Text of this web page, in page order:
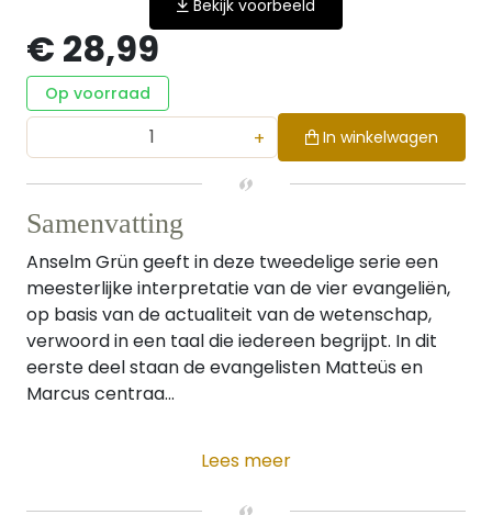
Bekijk voorbeeld
€ 28,99
Op voorraad
+ In winkelwagen
Samenvatting
Anselm Grün geeft in deze tweedelige serie een
meesterlijke interpretatie van de vier evangeliën,
op basis van de actualiteit van de wetenschap,
verwoord in een taal die iedereen begrijpt. In dit
eerste deel staan de evangelisten Matteüs en
Marcus centraa...
Lees meer